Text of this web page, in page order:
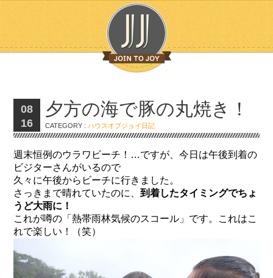
08
16
夕方の海で豚の丸焼き！
CATEGORY :ハウスオブジョイ日記
週末恒例のウラワビーチ！…ですが、今日は午後到着の
ビジターさんがいるので
久々に午後からビーチに行きました。
さっきまで晴れていたのに、到着したタイミングでちょ
うど大雨に！
これが噂の「熱帯雨林気候のスコール」です。これはこ
れで楽しい！（笑）